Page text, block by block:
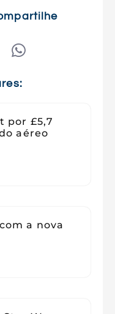
por £5,7
aéreo
a nova